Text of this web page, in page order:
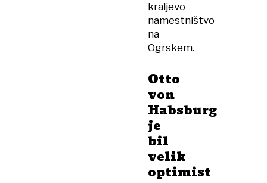
kraljevo
namestništvo
na
Ogrskem.
Otto
von
Habsburg
je
bil
velik
optimist